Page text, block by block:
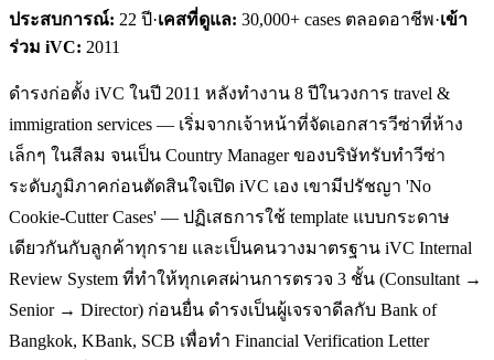
ประสบการณ์: 22 ปี·เคสที่ดูแล: 30,000+ cases ตลอดอาชีพ·เข้า
ร่วม iVC: 2011
ดำรงก่อตั้ง iVC ในปี 2011 หลังทำงาน 8 ปีในวงการ travel &
immigration services — เริ่มจากเจ้าหน้าที่จัดเอกสารวีซ่าที่ห้าง
เล็กๆ ในสีลม จนเป็น Country Manager ของบริษัทรับทำวีซ่า
ระดับภูมิภาคก่อนตัดสินใจเปิด iVC เอง เขามีปรัชญา 'No
Cookie-Cutter Cases' — ปฏิเสธการใช้ template แบบกระดาษ
เดียวกันกับลูกค้าทุกราย และเป็นคนวางมาตรฐาน iVC Internal
Review System ที่ทำให้ทุกเคสผ่านการตรวจ 3 ชั้น (Consultant →
Senior → Director) ก่อนยื่น ดำรงเป็นผู้เจรจาดีลกับ Bank of
Bangkok, KBank, SCB เพื่อทำ Financial Verification Letter